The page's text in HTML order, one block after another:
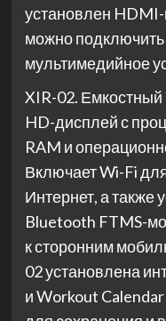
установлен
можно
мультимедийное
XIR-02.
HD-дисплей с
RAM и
Включает Wi-Fi
Интернет, а также
Bluetooth FTMS-
к сторонним
02 установлена
и Workout